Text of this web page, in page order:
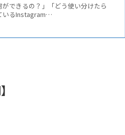
できるの？」「どう使い分けたら
いるInstagram…